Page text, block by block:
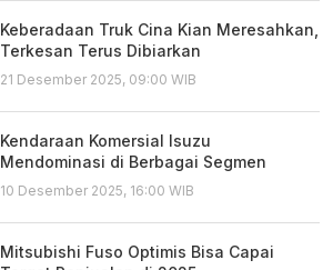
Keberadaan Truk Cina Kian Meresahkan,
Terkesan Terus Dibiarkan
21 Desember 2025, 09:00 WIB
Kendaraan Komersial Isuzu
Mendominasi di Berbagai Segmen
10 Desember 2025, 16:00 WIB
Mitsubishi Fuso Optimis Bisa Capai